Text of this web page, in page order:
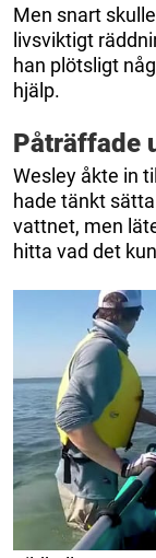
Men snart
livsviktigt
han plötsligt
hjälp.
Påträffade
Wesley åkte in
hade tänkt
vattnet, men
hitta vad det